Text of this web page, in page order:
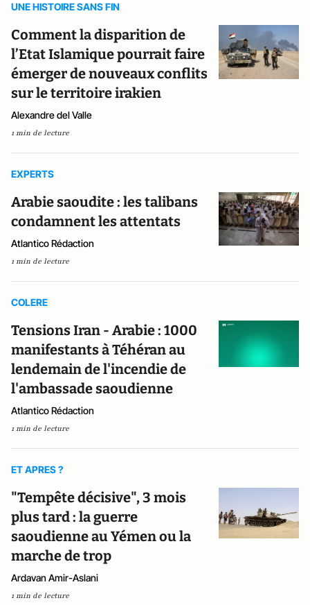
UNE HISTOIRE SANS FIN
Comment la disparition de
l’Etat Islamique pourrait faire
émerger de nouveaux conflits
sur le territoire irakien
Alexandre del Valle
1 min de lecture
EXPERTS
Arabie saoudite : les talibans
condamnent les attentats
Atlantico Rédaction
1 min de lecture
COLERE
Tensions Iran - Arabie : 1000
manifestants à Téhéran au
lendemain de l'incendie de
l'ambassade saoudienne
Atlantico Rédaction
1 min de lecture
ET APRES ?
"Tempête décisive", 3 mois
plus tard : la guerre
saoudienne au Yémen ou la
marche de trop
Ardavan Amir-Aslani
1 min de lecture